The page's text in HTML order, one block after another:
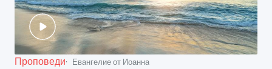
Проповеди Евангелие от Иоанна